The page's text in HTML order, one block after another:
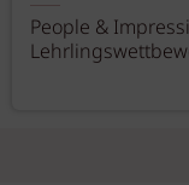
People &